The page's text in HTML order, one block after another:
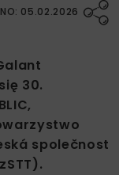
05.02.2026
30.
společnost